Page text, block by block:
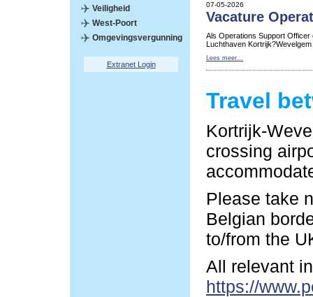
Veiligheid
West-Poort
Omgevingsvergunning
Extranet Login
07-05-2026
Vacature
Als Operations Support Officer
Luchthaven
Lees meer...
Travel
Kortrijk-
crossing
Please take
Belgian
to/from the
All relevant
https://